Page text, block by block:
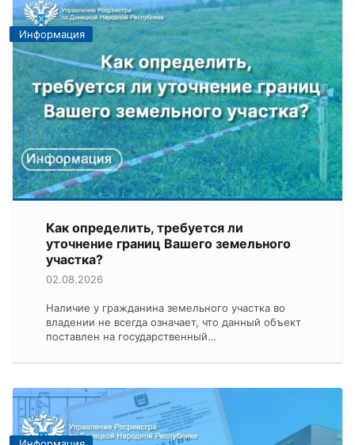
Информация
Как определить, требуется ли
уточнение границ Вашего земельного
участка?
02.08.2026
Наличие у гражданина земельного участка во
владении не всегда означает, что данный объект
поставлен на государственный…